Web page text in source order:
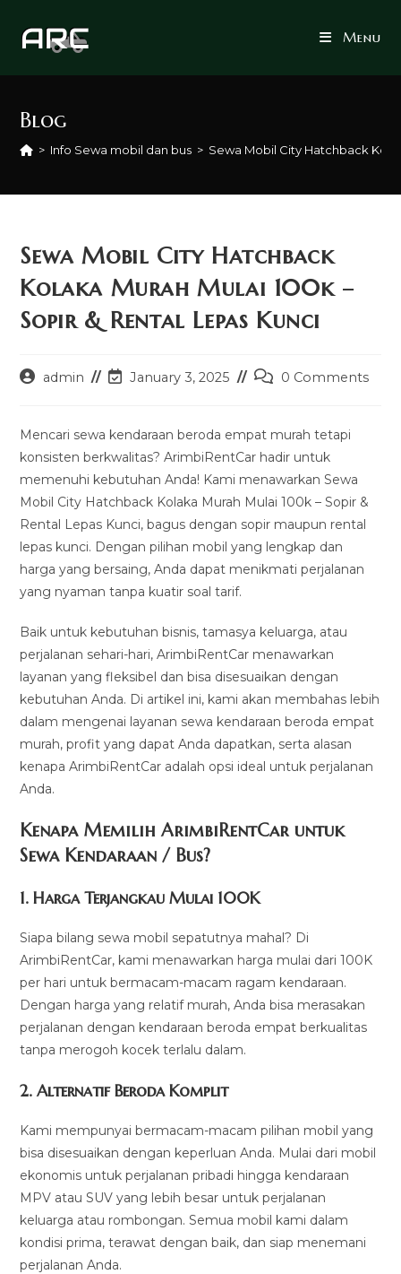
Menu
Blog
> Info Sewa mobil dan bus > Sewa Mobil City Hatchback
Sewa Mobil City Hatchback
Kolaka Murah Mulai 100k –
Sopir & Rental Lepas Kunci
Postadmin
PostJanuary 3, 2025
Post0 Comments
Mencari sewa kendaraan beroda empat murah tetapi
konsisten berkwalitas? ArimbiRentCar hadir untuk
memenuhi kebutuhan Anda! Kami menawarkan Sewa
Mobil City Hatchback Kolaka Murah Mulai 100k – Sopir &
Rental Lepas Kunci, bagus dengan sopir maupun rental
lepas kunci. Dengan pilihan mobil yang lengkap dan
harga yang bersaing, Anda dapat menikmati perjalanan
yang nyaman tanpa kuatir soal tarif.
Baik untuk kebutuhan bisnis, tamasya keluarga, atau
perjalanan sehari-hari, ArimbiRentCar menawarkan
layanan yang fleksibel dan bisa disesuaikan dengan
kebutuhan Anda. Di artikel ini, kami akan membahas lebih
dalam mengenai layanan sewa kendaraan beroda empat
murah, profit yang dapat Anda dapatkan, serta alasan
kenapa ArimbiRentCar adalah opsi ideal untuk perjalanan
Anda.
Kenapa Memilih ArimbiRentCar untuk
Sewa Kendaraan / Bus?
1.Harga Terjangkau Mulai 100K
Siapa bilang sewa mobil sepatutnya mahal? Di
ArimbiRentCar, kami menawarkan harga mulai dari 100K
per hari untuk bermacam-macam ragam kendaraan.
Dengan harga yang relatif murah, Anda bisa merasakan
perjalanan dengan kendaraan beroda empat berkualitas
tanpa merogoh kocek terlalu dalam.
2. Alternatif Beroda Komplit
Kami mempunyai bermacam-macam pilihan mobil yang
bisa disesuaikan dengan keperluan Anda. Mulai dari mobil
ekonomis untuk perjalanan pribadi hingga kendaraan
MPV atau SUV yang lebih besar untuk perjalanan
keluarga atau rombongan. Semua mobil kami dalam
kondisi prima, terawat dengan baik, dan siap menemani
perjalanan Anda.